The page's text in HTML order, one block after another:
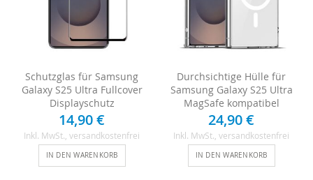
Schutzglas für Samsung
Galaxy S25 Ultra Fullcover
Displayschutz
14,90 €
Inkl. MwSt. , versandkostenfrei
IN DEN WARENKORB
Durchsichtige Hülle für
Samsung Galaxy S25 Ultra
MagSafe kompatibel
24,90 €
Inkl. MwSt. , versandkostenfrei
IN DEN WARENKORB